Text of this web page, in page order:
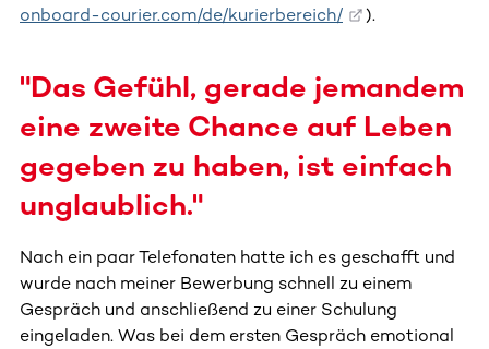
onboard-courier.com/de/kurierbereich/
).
"Das Gefühl, gerade jemandem
eine zweite Chance auf Leben
gegeben zu haben, ist einfach
unglaublich."
Nach ein paar Telefonaten hatte ich es geschafft und
wurde nach meiner Bewerbung schnell zu einem
Gespräch und anschließend zu einer Schulung
eingeladen. Was bei dem ersten Gespräch emotional